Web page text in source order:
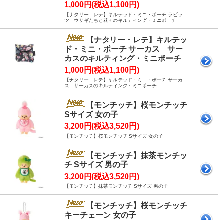
1,000円(税込1,100円)
【ナタリー・レテ】キルテッド・ミニ・ポーチ ラビッ
ツ ウサギたちと花々のキルティング・ミニポーチ
【ナタリー・レテ】キルテッ
ド・ミニ・ポーチ サーカス サー
カスのキルティング・ミニポーチ
1,000円(税込1,100円)
【ナタリー・レテ】キルテッド・ミニ・ポーチ サーカ
ス サーカスのキルティング・ミニポーチ
【モンチッチ】桜モンチッチ
Sサイズ 女の子
3,200円(税込3,520円)
【モンチッチ】桜モンチッチ Sサイズ 女の子
【モンチッチ】抹茶モンチッ
チ Sサイズ 男の子
3,200円(税込3,520円)
【モンチッチ】抹茶モンチッチ Sサイズ 男の子
【モンチッチ】桜モンチッチ
キーチェーン 女の子